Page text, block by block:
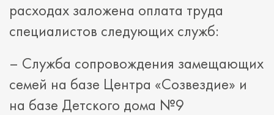
расходах заложена оплата труда
специалистов следующих служб:
– Служба сопровождения замещающих
семей на базе Центра «Созвездие» и
на базе Детского дома №9